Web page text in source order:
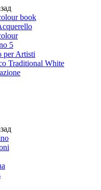
book
5
per Artisti
Traditional White